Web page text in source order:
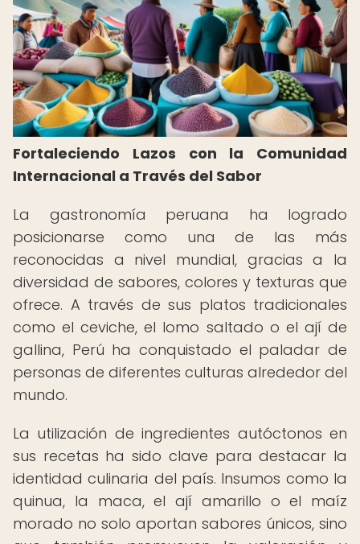
Fortaleciendo Lazos con la Comunidad
Internacional a Través del Sabor
La gastronomía peruana ha logrado
posicionarse como una de las más
reconocidas a nivel mundial, gracias a la
diversidad de sabores, colores y texturas que
ofrece. A través de sus platos tradicionales
como el ceviche, el lomo saltado o el ají de
gallina, Perú ha conquistado el paladar de
personas de diferentes culturas alrededor del
mundo.
La utilización de ingredientes autóctonos en
sus recetas ha sido clave para destacar la
identidad culinaria del país. Insumos como la
quinua, la maca, el ají amarillo o el maíz
morado no solo aportan sabores únicos, sino